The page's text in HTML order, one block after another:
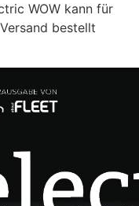
WOW kann für
bestellt